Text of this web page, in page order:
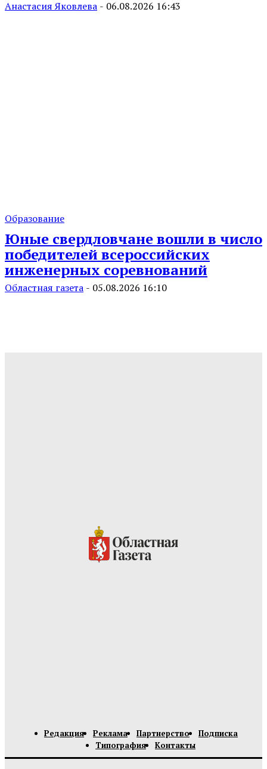
Анастасия Яковлева - 06.08.2026 16:43
Образование
Юные свердловчане вошли в число
победителей всероссийских
инженерных соревнований
Областная газета - 05.08.2026 16:10
Редакция Реклама Партнерство
Подписка
Типография
Контакты